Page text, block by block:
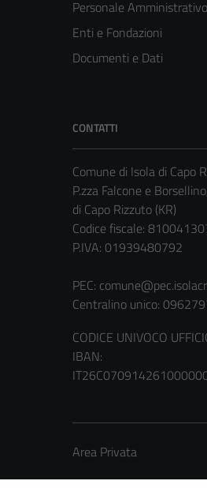
Personale Amministrativo
Enti e Fondazioni
Documenti e Dati
CONTATTI
Comune di Isola di Capo
P.zza Falcone e
di Capo Rizzuto (KR)
Codice fiscale:
P.IVA: 01939480792
PEC:
Centralino unico:
CODICE UNIVOCO
IBAN:
Area Privata